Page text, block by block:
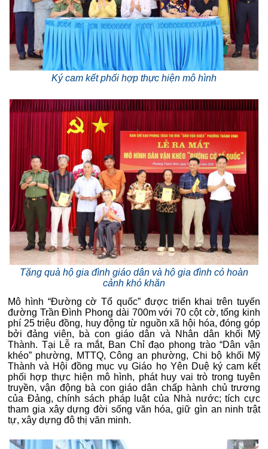
Ký cam kết phối hợp thực hiện mô hình
Tặng quà hộ gia đình giáo dân và hộ gia đình có hoàn
cảnh khó khăn
Mô hình “Đường cờ Tổ quốc” được triển khai trên tuyến
đường Trần Đình Phong dài 700m với 70 cột cờ, tổng kinh
phí 25 triệu đồng, huy động từ nguồn xã hội hóa, đóng góp
bởi đảng viên, bà con giáo dân và Nhân dân khối Mỹ
Thành. Tại Lễ ra mắt, Ban Chỉ đạo phong trào “Dân vận
khéo” phường, MTTQ, Công an phường, Chi bộ khối Mỹ
Thành và Hội đồng mục vụ Giáo họ Yên Duệ ký cam kết
phối hợp thực hiện mô hình, phát huy vai trò trong tuyên
truyền, vận động bà con giáo dân chấp hành chủ trương
của Đảng, chính sách pháp luật của Nhà nước; tích cực
tham gia xây dựng đời sống văn hóa, giữ gìn an ninh trật
tự, xây dựng đô thị văn minh.